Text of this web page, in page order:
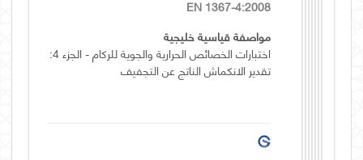
EN 1367-4:2008
مواصفة قياسية خليجية
اختبارات الخصائص الحرارية والجوية للركام - الجزء 4:
تقدير الانكماش الناتج عن التجفيف